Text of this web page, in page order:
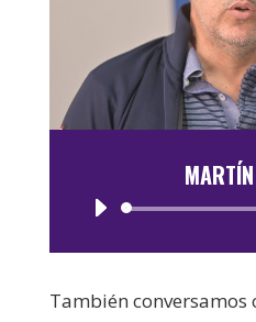
También conversamos